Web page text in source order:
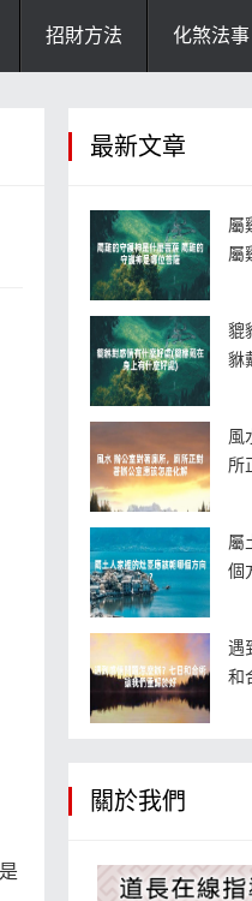
招財方法 化煞法事
最新文章
屬
屬
貔
貅
風
所
屬
個
遇
和
關於我們